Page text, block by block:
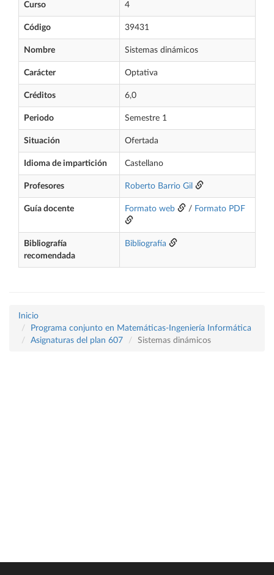
Curso 4
Código 39431
Nombre Sistemas dinámicos
Carácter Optativa
Créditos 6,0
Periodo Semestre 1
Situación Ofertada
Idioma de impartición Castellano
Profesores Roberto Barrio Gil
Guía docente Formato web / Formato PDF
Bibliografía
recomendada
Bibliografía
Inicio
Programa conjunto en Matemáticas-Ingeniería Informática
Asignaturas del plan 607
Sistemas dinámicos